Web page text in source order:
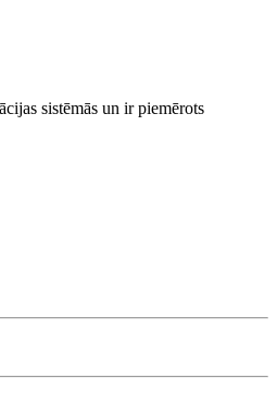
sistēmās un ir piemērots